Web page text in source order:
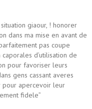
giaour, ! honorer
dans ma mise en avant de
pas coupe
d’utilisation de
pour favoriser leurs
gens cassant averes
pour apercevoir leur
fidele”